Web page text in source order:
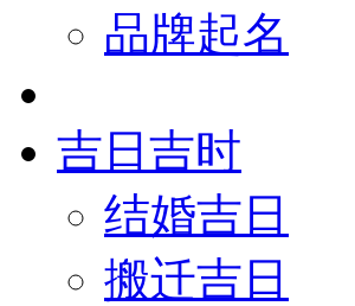
品牌起名
吉日吉时
结婚吉日
搬迁吉日